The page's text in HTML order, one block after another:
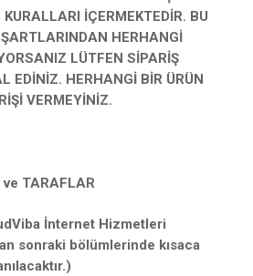
İÇERMEKTEDİR. BU
HERHANGİ
LÜTFEN SİPARİŞ
EDİNİZ. HERHANGİ BİR ÜRÜN
VERMEYİNİZ.
TARAFLAR
İnternet Hizmetleri
sonraki bölümlerinde kısaca